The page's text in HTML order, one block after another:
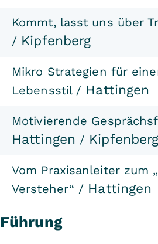
Kommt, lasst uns über
/ Kipfenberg
Mikro Strategien für
Lebensstil / Hattingen
Motivierende
Hattingen / Kipfenberg
Vom Praxisanleiter zum
Versteher“ / Hattingen
Führung